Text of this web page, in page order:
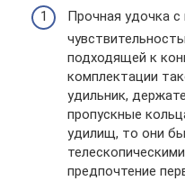
Прочная удочка
подходящей к
комплектации
удильник,
пропускные
удилищ, то они
предпочтение